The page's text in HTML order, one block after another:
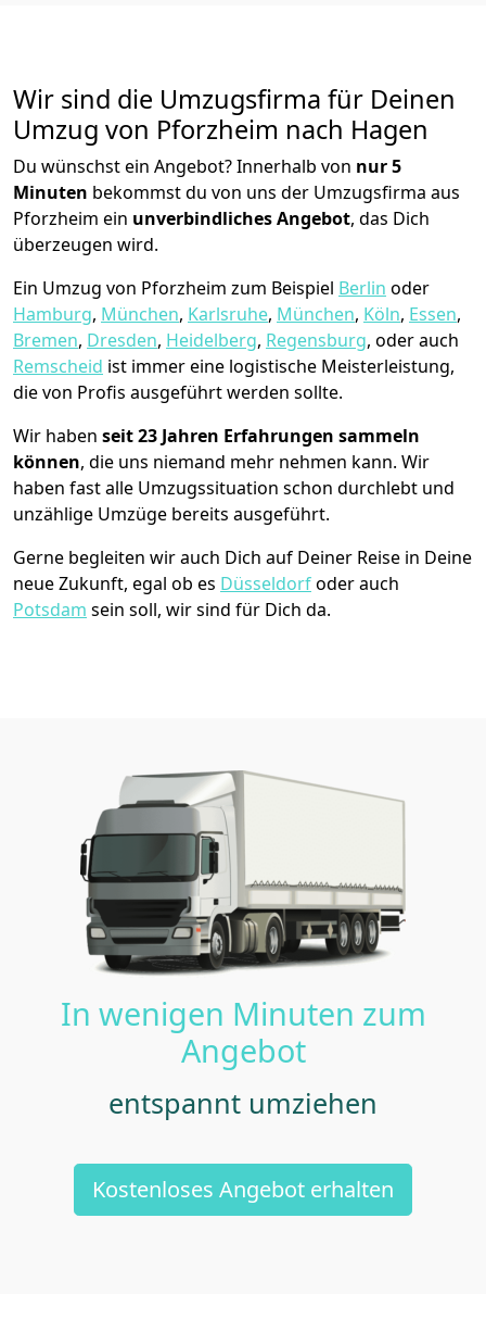
Wir sind die Umzugsfirma für Deinen
Umzug von Pforzheim nach Hagen
Du wünschst ein Angebot? Innerhalb von nur 5
Minuten bekommst du von uns der Umzugsfirma aus
Pforzheim ein unverbindliches Angebot, das Dich
überzeugen wird.
Ein Umzug von Pforzheim zum Beispiel Berlin oder
Hamburg, München, Karlsruhe, München, Köln, Essen,
Bremen, Dresden, Heidelberg, Regensburg, oder auch
Remscheid ist immer eine logistische Meisterleistung,
die von Profis ausgeführt werden sollte.
Wir haben seit23 Jahren Erfahrungen sammeln
können, die uns niemand mehr nehmen kann. Wir
haben fast alle Umzugssituation schon durchlebt und
unzählige Umzüge bereits ausgeführt.
Gerne begleiten wir auch Dich auf Deiner Reise in Deine
neue Zukunft, egal ob es Düsseldorfoder auch
Potsdam sein soll, wir sind für Dich da.
In wenigen Minuten zum
Angebot
entspannt umziehen
Kostenloses Angebot erhalten